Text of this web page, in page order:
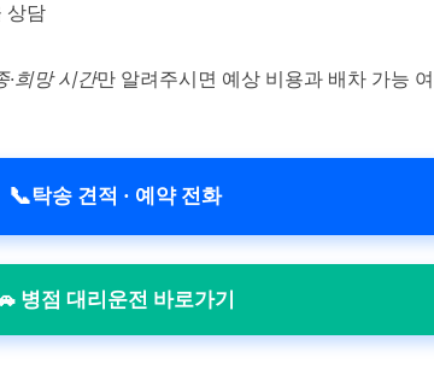
상담
·희망 시간만 알려주시면 예상 비용과 배차 가능
📞탁송 견적 · 예약 전화
병점 대리운전 바로가기